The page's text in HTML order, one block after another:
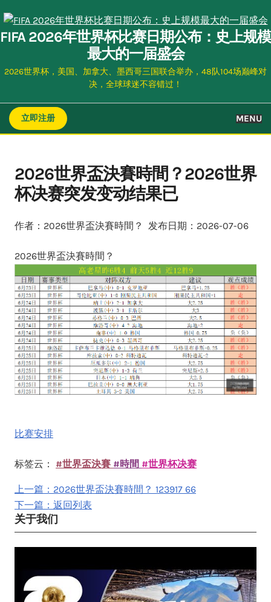
to
content
FIFA 2026年世界杯比赛日期公布：史上规模
最大的一届盛会
2026世界杯，美国、加拿大、墨西哥三国联合举办，48队104场巅峰对
决，全球球迷不容错过！
立即注册 MENU
2026世界盃決賽時間？2026世界
杯决赛突发变动结果已
作者：2026世界盃決賽時間？ 发布日期：2026-07-06
2026世界盃決賽時間？
比赛安排
标签云： #世界盃決賽 #時間 #世界杯决赛
上一篇：2026世界盃決賽時間？ 123917 66
下一篇：返回列表
关于我们